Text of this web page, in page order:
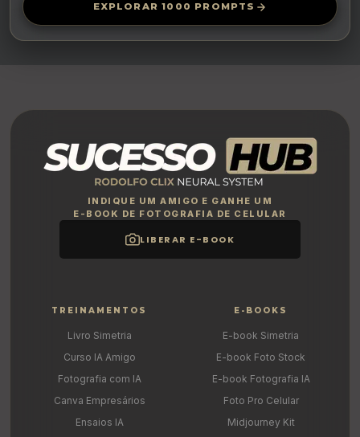
EXPLORAR 1000 PROMPTS
INDIQUE UM AMIGO E GANHE UM
E-BOOK DE FOTOGRAFIA DE CELULAR
LIBERAR E-BOOK
TREINAMENTOS
Livro Simetria
Curso IA Amigo
Fotografia com IA
Canva Empresários
Ensaios IA
E-BOOKS
E-book Simetria
E-book Foto Stock
E-book Fotografia IA
Foto Pro Celular
Midjourney Kit